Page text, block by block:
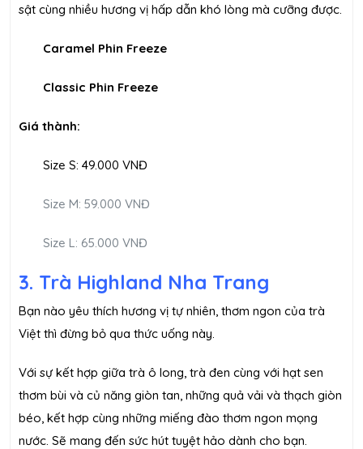
sật cùng nhiều hương vị hấp dẫn khó lòng mà cưỡng được.
Caramel Phin Freeze
Classic Phin Freeze
Giá thành:
Size S: 49.000 VNĐ
Size M: 59.000 VNĐ
Size L: 65.000 VNĐ
3. Trà Highland Nha Trang
Bạn nào yêu thích hương vị tự nhiên, thơm ngon của trà
Việt thì đừng bỏ qua thức uống này.
Với sự kết hợp giữa trà ô long, trà đen cùng với hạt sen
thơm bùi và củ năng giòn tan, những quả vải và thạch giòn
béo, kết hợp cùng những miếng đào thơm ngon mọng
nước. Sẽ mang đến sức hút tuyệt hảo dành cho bạn.